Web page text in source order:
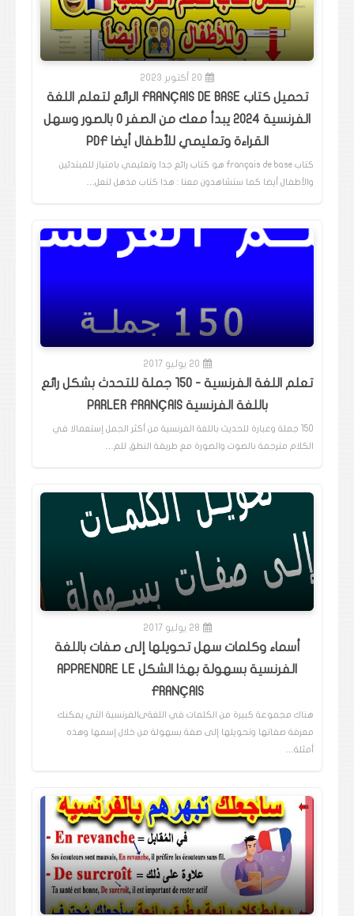
20 أكتوبر 2023
تحميل كتاب FRANÇAIS DE BASE الرائع لتعلم اللغة
الفرنسية 2024 يبدأ معك من الصفر 0 بالصور وسهل
القراءة وتعليمي للأطفال أيضا PDF
كتاب français de base هو كتاب رائع جدا وتعليمي بامتياز للمبتدئين
والأطفال أيضا كما ستشاهدون معنا : هذا كتاب مذهل لتعل…
20 يوليو 2017
تعلم اللغة الفرنسية - 150 جملة للتحدث بشكل رائع
باللغة الفرنسية PARLER FRANÇAIS
150 جملة وعبارة للحديث باللغة الفرنسية من أكثر الجمل إستعمالا في
الكلام مترجمة بالصوت والصورة مع طريقة النطق للم…
28 يوليو 2017
أسماء وكلمات سهل تحويلها إلى صفات باللغة
الفرنسية بسهولة بهذا الشكل APPRENDRE LE
FRANÇAIS
هناك مجموعة كبيرة من الكلمات في اللغةىالفرنسية التي يمكنك
معرفة صفاتها وتحويلها إلى صفة بسهولة من خلال إسمها وهذه
أمثلة…